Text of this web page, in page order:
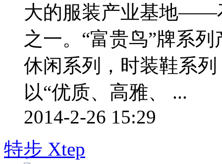
大的服装产业基地——
之一。“富贵鸟”牌系
休闲系列，时装鞋系
以“优质、高雅、 ...
2014-2-26 15:29
特步 Xtep